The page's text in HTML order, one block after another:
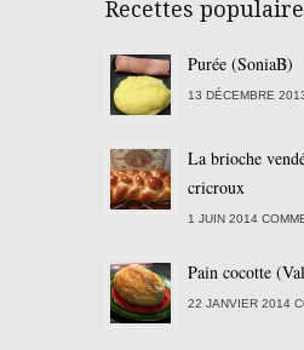
Recettes
Purée (SoniaB)
13 DÉCEMBRE
La brioche
cricroux
1 JUIN 2014
Pain cocotte
22 JANVIER 2014